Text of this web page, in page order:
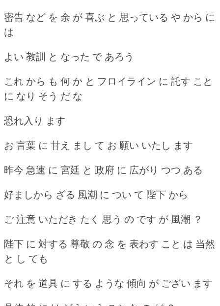
密告 など を 余 が 喜ぶ と 思っている や から に
は
よい 教訓 と なった で あろう
これ から も 何 か と フロイライン に 託す こと
に なり そう だ な
恐れ入り ます
お 言葉 に 甘え まし て お 願い いたし ます
昨今 急速 に 宮廷 と 政府 に 広がり つつ ある
好ましから ざる 風潮 に つい て 陛下 から
ご 注意 いただき たく 思う の です が 風潮 ？
陛下 に 対する 尊敬 の 念 を 表わす こと は 当然
と し ても
それ を 道具 に する ような 傾向 が ござい ます